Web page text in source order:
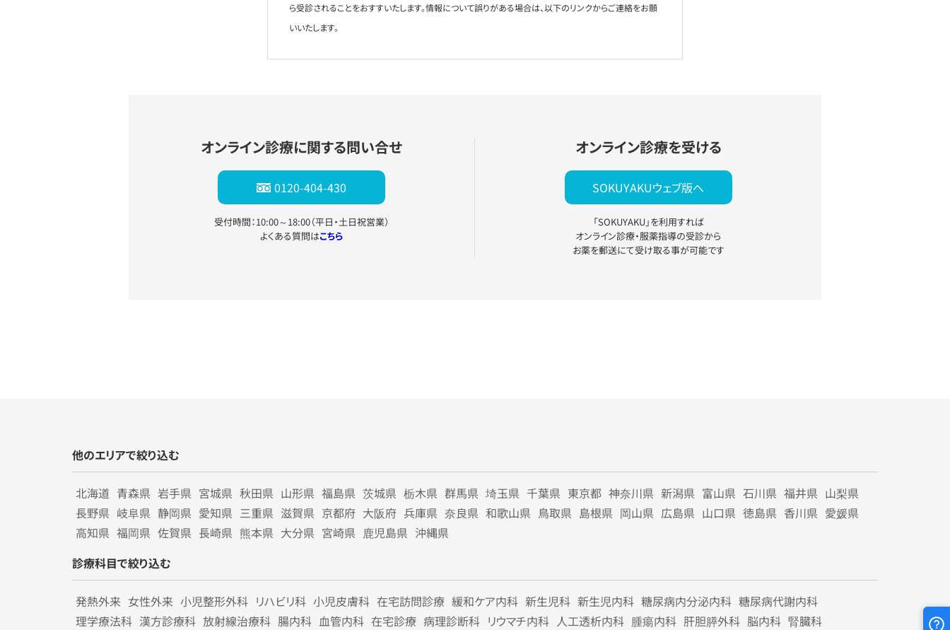
ら受診されることをおすすいたします。情報について誤りがある場合は、以下のリンクからご連絡をお願
いいたします。
オンライン診療に関する問い合せ
0120-404-430
受付時間：10:00～18:00（平日・土日祝営業）
よくある質問はこちら
オンライン診療を受ける
SOKUYAKUウェブ版へ
「SOKUYAKU」を利用すれば
オンライン診療・服薬指導の受診から
お薬を郵送にて受け取る事が可能です
他のエリアで絞り込む
北海道 青森県 岩手県 宮城県 秋田県 山形県 福島県 茨城県 栃木県 群馬県 埼玉県 千葉県 東京都 神奈川県 新潟県 富山県 石川県 福井県 山梨県
長野県 岐阜県 静岡県 愛知県 三重県 滋賀県 京都府 大阪府 兵庫県 奈良県 和歌山県 鳥取県 島根県 岡山県 広島県 山口県 徳島県 香川県 愛媛県
高知県 福岡県 佐賀県 長崎県 熊本県 大分県 宮崎県 鹿児島県 沖縄県
診療科目で絞り込む
発熱外来 女性外来 小児整形外科 リハビリ科 小児皮膚科 在宅訪問診療 緩和ケア内科 新生児科 新生児内科 糖尿病内分泌内科 糖尿病代謝内科
理学療法科 漢方診療科 放射線治療科 腸内科 血管内科 在宅診療 病理診断科 リウマチ内科 人工透析内科 腫瘍内科 肝胆膵外科 脳内科 腎臓科